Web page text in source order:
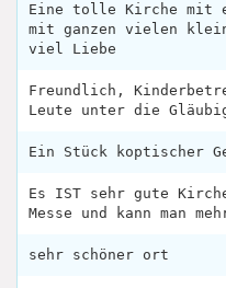
Eine tolle Kirche mit
mit ganzen vielen
viel Liebe
Freundlich,
Leute unter die
Ein Stück koptischer
Es IST sehr gute
Messe und kann man
sehr schöner ort